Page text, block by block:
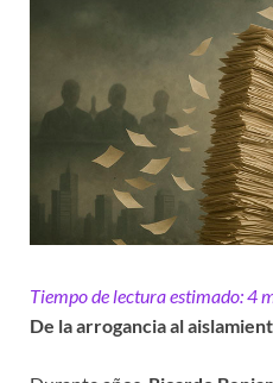
Tiempo de lectura estimado:4
De la arrogancia al